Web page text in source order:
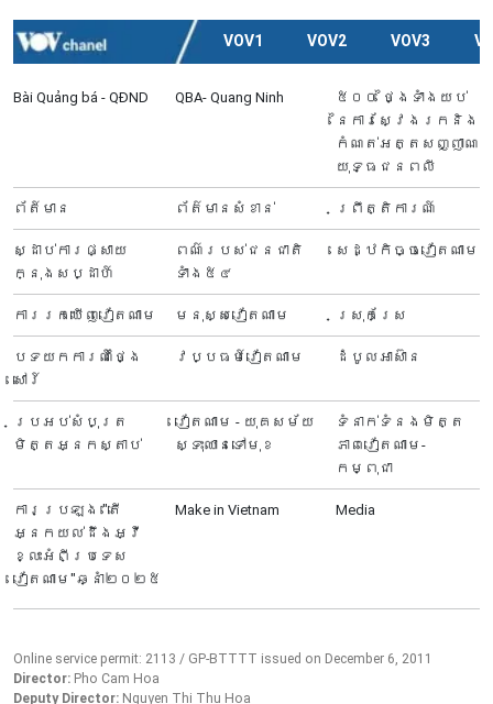
VOV1 VOV2 VOV3
Bài Quảng bá - QĐND QBA- Quang Ninh
៥០០ ថ្ងៃទាំងយប់
នៃការស្វែងរកនិង
កំណត់អត្តសញ្ញាណ
យុទ្ធជនពលី
ព័ត៍មាន ព័ត៌មានសំខាន់ ព្រឹត្តិការណ៍
ស្ដាប់ការផ្សាយ
ក្នុងសប្ដាហ៍
ពណ៌របស់ជនជាតិ
ទាំង៥៤
សេដ្ឋកិច្ចវៀតណាម
ការរកឃើញវៀតណាម មនុស្សវៀតណាម ស្រុកស្រែ
បទយកការណ៍ថ្ងៃ
សៅរ៍
វប្បធម៍វៀតណាម ដំបូលអាស៊ាន
ប្រអប់សំបុត្រ
មិត្តអ្នកស្តាប់
វៀតណាម - យុគសម័យ
ស្ទុះឈានទៅមុខ
ទំនាក់ទំនងមិត្ត
ភាពវៀតណាម-
កម្ពុជា
ការប្រឡង "តើ
អ្នក​យល់ដឹងអ្វី
ខ្លះអំពីប្រទេស​
វៀតណាម"ឆ្នាំ២០២៥
Make in Vietnam Media
Online service permit: 2113 / GP-BTTTT issued on December 6, 2011
Director: Pho Cam Hoa
Deputy Director: Nguyen Thi Thu Hoa